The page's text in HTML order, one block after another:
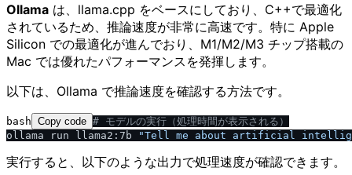
Ollama は、llama.cpp をベースにしており、C++で最適化
されているため、推論速度が非常に高速です。特に Apple
Silicon での最適化が進んでおり、M1/M2/M3 チップ搭載の
Mac では優れたパフォーマンスを発揮します。
以下は、Ollama で推論速度を確認する方法です。
bash Copy code # モデルの実行（処理時間が表示される）
ollama run llama2:7b
"Tell me about artificial
実行すると、以下のような出力で処理速度が確認できます。